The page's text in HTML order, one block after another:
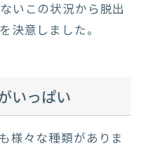
いこの状況から脱出
決意しました。
いっぱい
様々な種類がありま